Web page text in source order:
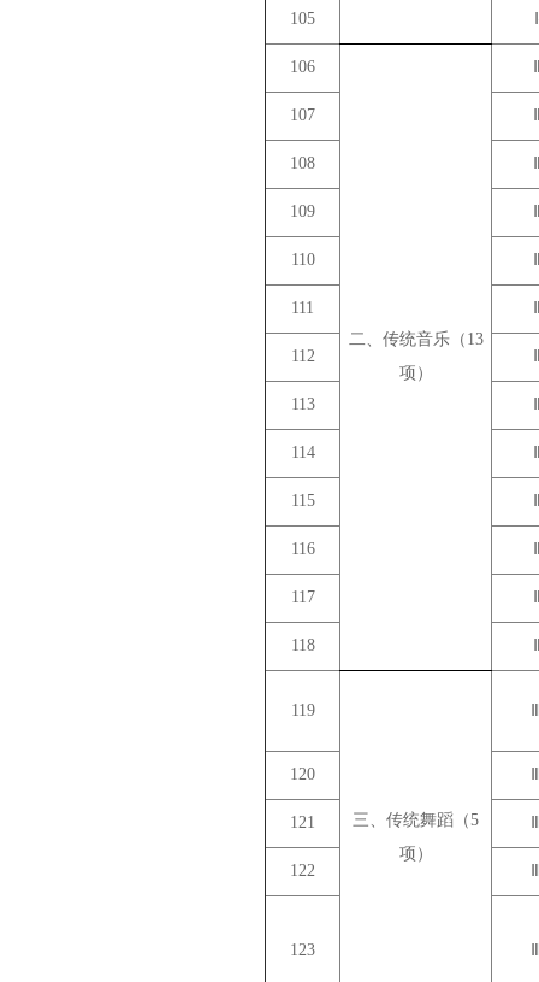
105
106
二、传统音乐（13
项）
107
108
109
110
111
112
113
114
115
116
117
118
119
三、传统舞蹈（5
项）
120
121
122
123